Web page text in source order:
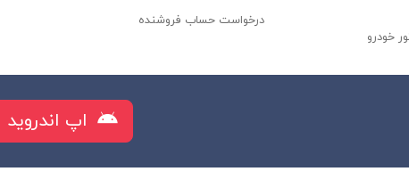
خودرو
درخواست حساب فروشنده
البرز اپ اندروید